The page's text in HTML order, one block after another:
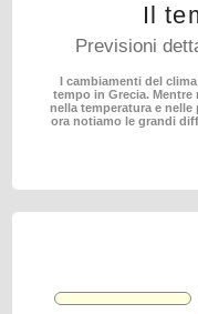
Il
Previsioni
I cambiamenti del
tempo in Grecia. Mentre
nella temperatura e
ora notiamo le grandi